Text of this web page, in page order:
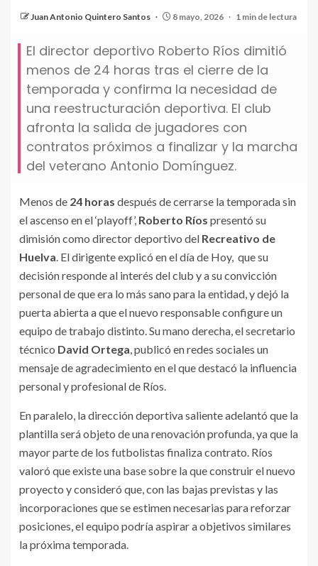
Juan Antonio Quintero Santos 8 mayo, 2026 1 min de lectura
deportivo del Recreativo de huelva
El director deportivo Roberto Ríos dimitió
menos de 24 horas tras el cierre de la
temporada y confirma la necesidad de
una reestructuración deportiva. El club
afronta la salida de jugadores con
contratos próximos a finalizar y la marcha
del veterano Antonio Domínguez.
Menos de 24 horas después de cerrarse la temporada sin
el ascenso en el ‘playoff’, Roberto Ríos presentó su
dimisión como director deportivo del Recreativo de
Huelva. El dirigente explicó en el día de Hoy, que su
decisión responde al interés del club y a su convicción
personal de que era lo más sano para la entidad, y dejó la
puerta abierta a que el nuevo responsable configure un
equipo de trabajo distinto. Su mano derecha, el secretario
técnico David Ortega, publicó en redes sociales un
mensaje de agradecimiento en el que destacó la influencia
personal y profesional de Ríos.
En paralelo, la dirección deportiva saliente adelantó que la
plantilla será objeto de una renovación profunda, ya que la
mayor parte de los futbolistas finaliza contrato. Ríos
valoró que existe una base sobre la que construir el nuevo
proyecto y consideró que, con las bajas previstas y las
incorporaciones que se estimen necesarias para reforzar
posiciones, el equipo podría aspirar a objetivos similares
la próxima temporada.